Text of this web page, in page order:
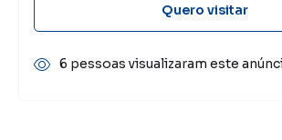
Quero visitar
6 pessoas visualizaram este